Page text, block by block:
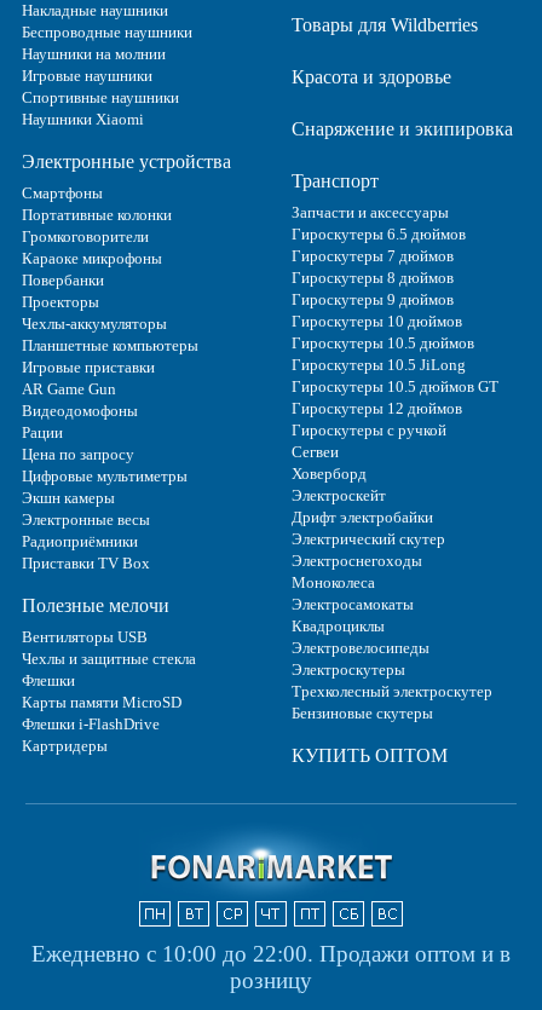
Накладные наушники
Беспроводные наушники
Наушники на молнии
Игровые наушники
Спортивные наушники
Наушники Xiaomi
Электронные устройства
Смартфоны
Портативные колонки
Громкоговорители
Караоке микрофоны
Повербанки
Проекторы
Чехлы-аккумуляторы
Планшетные компьютеры
Игровые приставки
AR Game Gun
Видеодомофоны
Рации
Цена по запросу
Цифровые мультиметры
Экшн камеры
Электронные весы
Радиоприёмники
Приставки TV Box
Полезные мелочи
Вентиляторы USB
Чехлы и защитные стекла
Флешки
Карты памяти MicroSD
Флешки i-FlashDrive
Картридеры
Товары для Wildberries
Красота и здоровье
Снаряжение и экипировка
Транспорт
Запчасти и аксессуары
Гироскутеры 6.5 дюймов
Гироскутеры 7 дюймов
Гироскутеры 8 дюймов
Гироскутеры 9 дюймов
Гироскутеры 10 дюймов
Гироскутеры 10.5 дюймов
Гироскутеры 10.5 JiLong
Гироскутеры 10.5 дюймов GT
Гироскутеры 12 дюймов
Гироскутеры с ручкой
Сегвеи
Ховерборд
Электроскейт
Дрифт электробайки
Электрический скутер
Электроснегоходы
Моноколеса
Электросамокаты
Квадроциклы
Электровелосипеды
Электроскутеры
Трехколесный электроскутер
Бензиновые скутеры
КУПИТЬ ОПТОМ
Ежедневно с 10:00 до 22:00. Продажи оптом и в
розницу